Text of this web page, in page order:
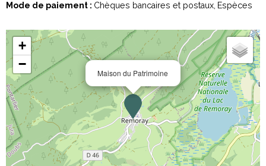
Mode de paiement : Chèques bancaires et postaux Espèces
Maison du Patrimoine
+
−